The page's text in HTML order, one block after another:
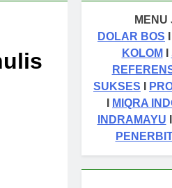
DOLAR BOS
KOLOM
SUKSES
MIQRA
INDRAMAYU